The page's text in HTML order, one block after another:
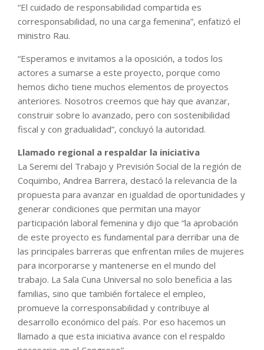
“El cuidado de responsabilidad compartida es
corresponsabilidad, no una carga femenina”, enfatizó el
ministro Rau.
“Esperamos e invitamos a la oposición, a todos los
actores a sumarse a este proyecto, porque como
hemos dicho tiene muchos elementos de proyectos
anteriores. Nosotros creemos que hay que avanzar,
construir sobre lo avanzado, pero con sostenibilidad
fiscal y con gradualidad”, concluyó la autoridad.
Llamado regional a respaldar la iniciativa
La Seremi del Trabajo y Previsión Social de la región de
Coquimbo, Andrea Barrera, destacó la relevancia de la
propuesta para avanzar en igualdad de oportunidades y
generar condiciones que permitan una mayor
participación laboral femenina y dijo que “la aprobación
de este proyecto es fundamental para derribar una de
las principales barreras que enfrentan miles de mujeres
para incorporarse y mantenerse en el mundo del
trabajo. La Sala Cuna Universal no solo beneficia a las
familias, sino que también fortalece el empleo,
promueve la corresponsabilidad y contribuye al
desarrollo económico del país. Por eso hacemos un
llamado a que esta iniciativa avance con el respaldo